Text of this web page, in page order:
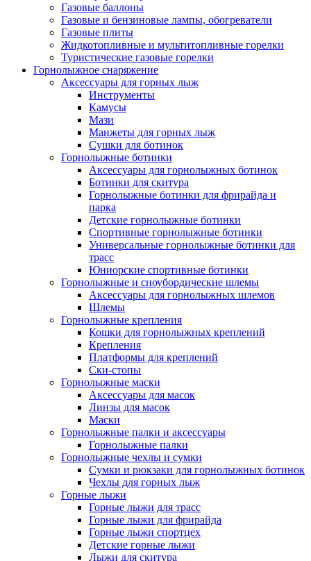
Газовые баллоны
Газовые и бензиновые лампы, обогреватели
Газовые плиты
Жидкотопливные и мультитопливные горелки
Туристические газовые горелки
Горнолыжное снаряжение
Аксессуары для горных лыж
Инструменты
Камусы
Мази
Манжеты для горных лыж
Сушки для ботинок
Горнолыжные ботинки
Аксессуары для горнолыжных ботинок
Ботинки для скитура
Горнолыжные ботинки для фрирайда и
парка
Детские горнолыжные ботинки
Спортивные горнолыжные ботинки
Универсальные горнолыжные ботинки для
трасс
Юниорские спортивные ботинки
Горнолыжные и сноубордические шлемы
Аксессуары для горнолыжных шлемов
Шлемы
Горнолыжные крепления
Кошки для горнолыжных креплений
Крепления
Платформы для креплений
Ски-стопы
Горнолыжные маски
Аксессуары для масок
Линзы для масок
Маски
Горнолыжные палки и аксессуары
Горнолыжные палки
Горнолыжные чехлы и сумки
Сумки и рюкзаки для горнолыжных ботинок
Чехлы для горных лыж
Горные лыжи
Горные лыжи для трасс
Горные лыжи для фрирайда
Горные лыжи спортцех
Детские горные лыжи
Лыжи для скитура